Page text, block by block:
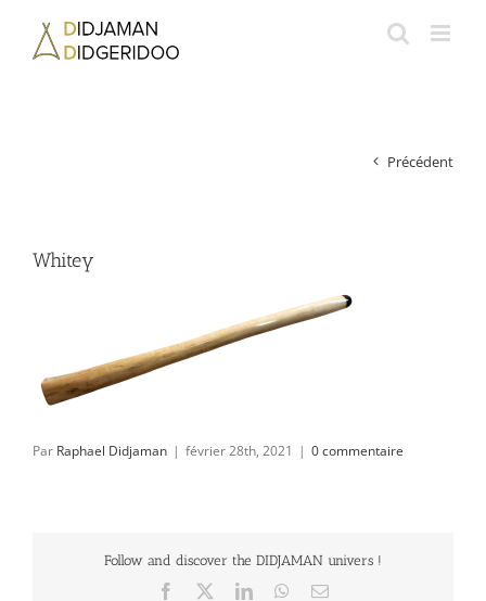
contenu
Précédent
Whitey
Par Raphael Didjaman | février 28th, 2021 | 0 commentaire
Follow and discover the DIDJAMAN univers !
Facebook LinkedInWhatsApp
Email